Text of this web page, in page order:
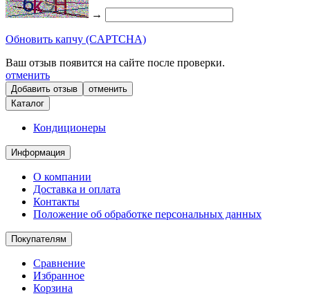
→
Обновить капчу (CAPTCHA)
Ваш отзыв появится на сайте после проверки.
отменить
отменить
Каталог
Кондиционеры
Информация
О компании
Доставка и оплата
Контакты
Положение об обработке персональных данных
Покупателям
Сравнение
Избранное
Корзина